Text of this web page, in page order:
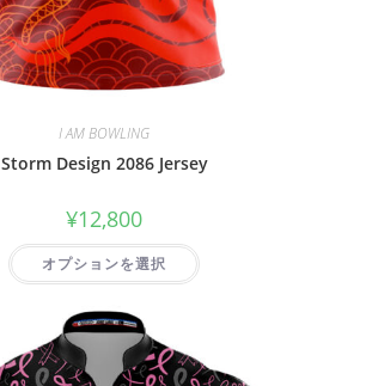
I AM BOWLING
Storm Design 2086 Jersey
¥12,800
オプションを選択